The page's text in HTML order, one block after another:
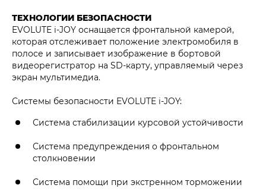
ТЕХНОЛОГИИ БЕЗОПАСНОСТИ
EVOLUTE i‑JOY оснащается фронтальной камерой,
которая отслеживает положение электромобиля в
полосе и записывает изображение в бортовой
видеорегистратор на SD-карту, управляемый через
экран мультимедиа.
Системы безопасности EVOLUTE i‑JOY:
Система стабилизации курсовой устойчивости
Система предупреждения о фронтальном
столкновении
Система помощи при экстренном торможении